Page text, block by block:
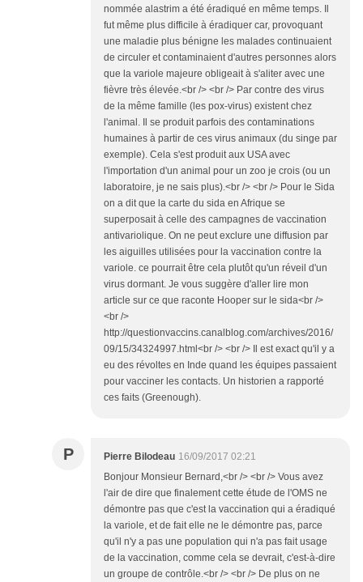
nommée alastrim a été éradiqué en même temps. Il
fut même plus difficile à éradiquer car, provoquant
une maladie plus bénigne les malades continuaient
de circuler et contaminaient d'autres personnes alors
que la variole majeure obligeait à s'aliter avec une
fièvre très élevée.<br /> <br /> Par contre des virus
de la même famille (les pox-virus) existent chez
l'animal. Il se produit parfois des contaminations
humaines à partir de ces virus animaux (du singe par
exemple). Cela s'est produit aux USA avec
l'importation d'un animal pour un zoo je crois (ou un
laboratoire, je ne sais plus).<br /> <br /> Pour le Sida
on a dit que la carte du sida en Afrique se
superposait à celle des campagnes de vaccination
antivariolique. On ne peut exclure une diffusion par
les aiguilles utilisées pour la vaccination contre la
variole. ce pourrait être cela plutôt qu'un réveil d'un
virus dormant. Je vous suggère d'aller lire mon
article sur ce que raconte Hooper sur le sida<br />
<br />
http://questionvaccins.canalblog.com/archives/2016/
09/15/34324997.html<br /> <br /> Il est exact qu'il y a
eu des révoltes en Inde quand les équipes passaient
pour vacciner les contacts. Un historien a rapporté
ces faits (Greenough).
P Pierre Bilodeau 16/09/2017 02:21
Bonjour Monsieur Bernard,<br /> <br /> Vous avez
l'air de dire que finalement cette étude de l'OMS ne
démontre pas que c'est la vaccination qui a éradiqué
la variole, et de fait elle ne le démontre pas, parce
qu'il n'y a pas une population qui n'a pas fait usage
de la vaccination, comme cela se devrait, c'est-à-dire
un groupe de contrôle.<br /> <br /> De plus on ne